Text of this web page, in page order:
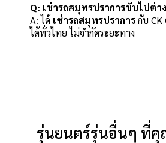
Q: เช่ารถสมุทรปราการขับไปต่า
A: ได้ เช่ารถสมุทรปราการกับ CK
ได้ทั่วไทย ไม่จำกัดระยะทาง
รุ่นยนตร์รุ่นอื่นๆ ที่คุ